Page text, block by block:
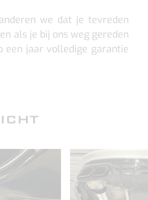
we dat je tevreden
als je bij ons weg gereden
een jaar volledige garantie